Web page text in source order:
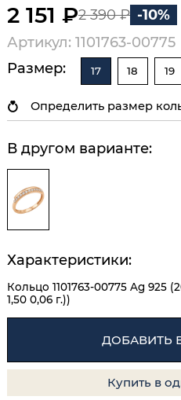
2 151 ₽2 390 ₽ -10%
Артикул: 1101763-00775
Размер:
17 18 19
Определить размер
В другом варианте:
Характеристики:
Кольцо 1101763-00775 Ag 925
1,50 0,06 г.))
ДОБАВИТЬ
Купить в